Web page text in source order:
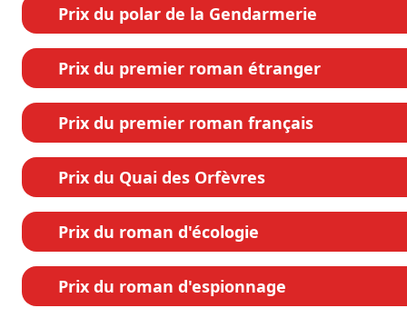
Prix du polar de la Gendarmerie
Prix du premier roman étranger
Prix du premier roman français
Prix du Quai des Orfèvres
Prix du roman d'écologie
Prix du roman d'espionnage